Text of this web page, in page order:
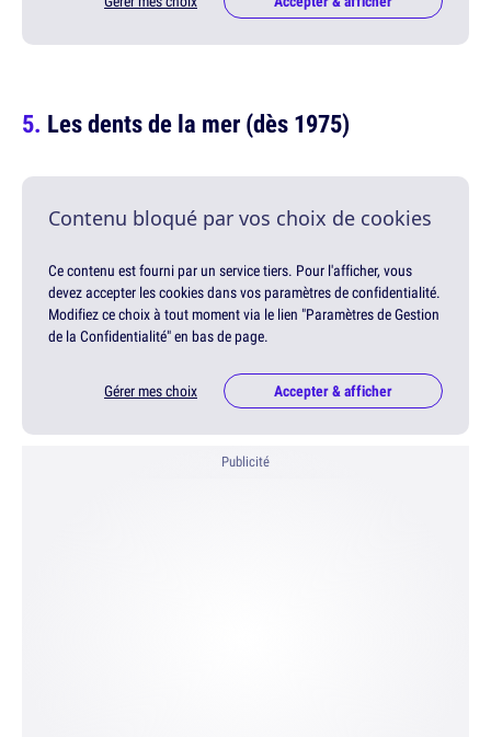
Les dents de la mer (dès 1975)
Contenu bloqué par vos choix de cookies
Ce contenu est fourni par un service tiers. Pour l'afficher, vous
devez accepter les cookies dans vos paramètres de confidentialité.
Modifiez ce choix à tout moment via le lien "Paramètres de Gestion
de la Confidentialité" en bas de page.
Gérer mes choix Accepter & afficher
Publicité